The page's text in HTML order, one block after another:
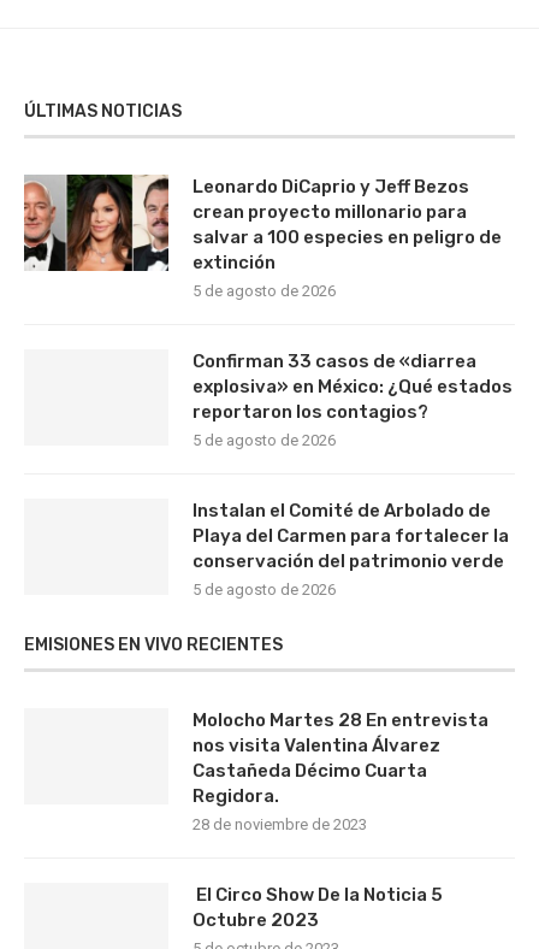
ÚLTIMAS NOTICIAS
Leonardo DiCaprio y Jeff Bezos
crean proyecto millonario para
salvar a 100 especies en peligro de
extinción
5 de agosto de 2026
Confirman 33 casos de «diarrea
explosiva» en México: ¿Qué estados
reportaron los contagios?
5 de agosto de 2026
Instalan el Comité de Arbolado de
Playa del Carmen para fortalecer la
conservación del patrimonio verde
5 de agosto de 2026
EMISIONES EN VIVO RECIENTES
Molocho Martes 28 En entrevista
nos visita Valentina Álvarez
Castañeda Décimo Cuarta
Regidora.
28 de noviembre de 2023
El Circo Show De la Noticia 5
Octubre 2023